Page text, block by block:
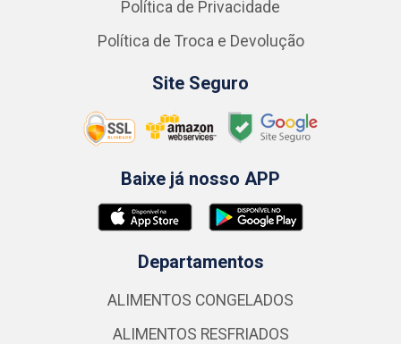
Política de Privacidade
Política de Troca e Devolução
Site Seguro
Baixe já nosso APP
Departamentos
ALIMENTOS CONGELADOS
ALIMENTOS RESFRIADOS